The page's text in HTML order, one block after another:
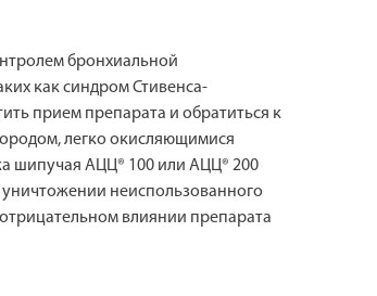
бронхиальной
как синдром Стивенса-
прием препарата и обратиться к
легко окисляющимися
шипучая АЦЦ® 100 или АЦЦ® 200
уничтожении неиспользованного
влиянии препарата